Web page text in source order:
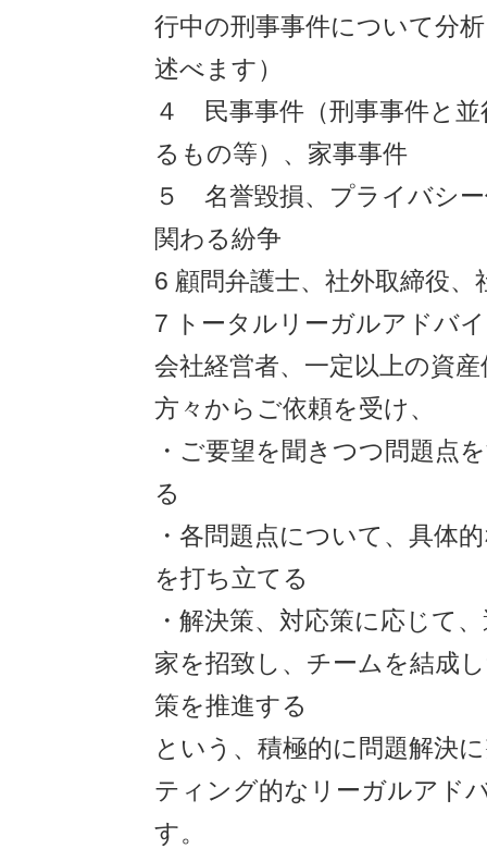
行中の刑事事件について分
述べます）
４ 民事事件（刑事事件と
るもの等）、家事事件
５ 名誉毀損、プライバシ
関わる紛争
6 顧問弁護士、社外取締役、
7 トータルリーガルアドバ
会社経営者、一定以上の資
方々からご依頼を受け、
・ご要望を聞きつつ問題点
る
・各問題点について、具体
を打ち立てる
・解決策、対応策に応じて
家を招致し、チームを結成
策を推進する
という、積極的に問題解決
ティング的なリーガルアド
す。